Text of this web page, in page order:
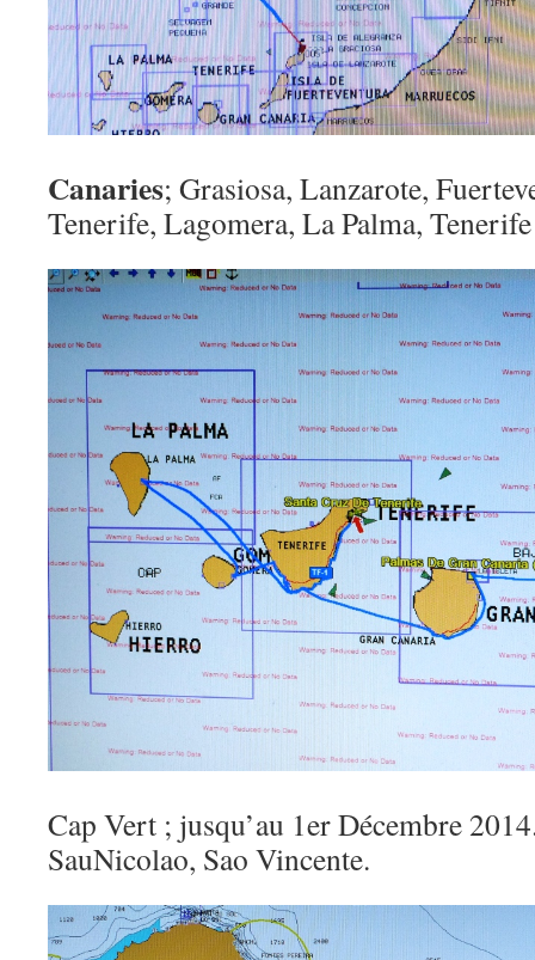
Canaries; Grasiosa, Lanzarote,
Tenerife, Lagomera, La Palma,
Cap Vert ; jusqu’au 1er Décembre
SauNicolao, Sao Vincente.